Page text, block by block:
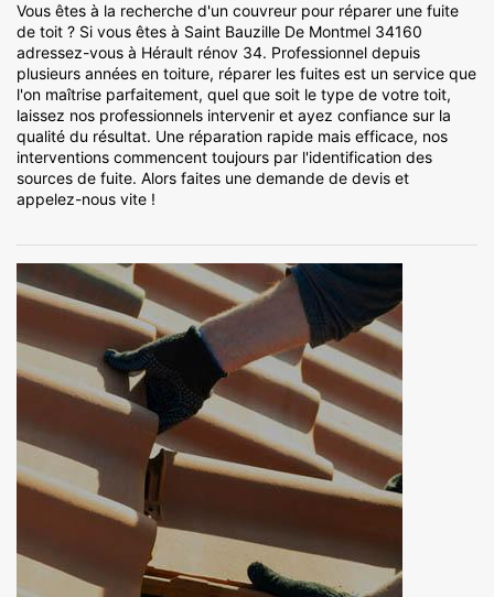
Vous êtes à la recherche d'un couvreur pour réparer une fuite
de toit ? Si vous êtes à Saint Bauzille De Montmel 34160
adressez-vous à Hérault rénov 34. Professionnel depuis
plusieurs années en toiture, réparer les fuites est un service que
l'on maîtrise parfaitement, quel que soit le type de votre toit,
laissez nos professionnels intervenir et ayez confiance sur la
qualité du résultat. Une réparation rapide mais efficace, nos
interventions commencent toujours par l'identification des
sources de fuite. Alors faites une demande de devis et
appelez-nous vite !